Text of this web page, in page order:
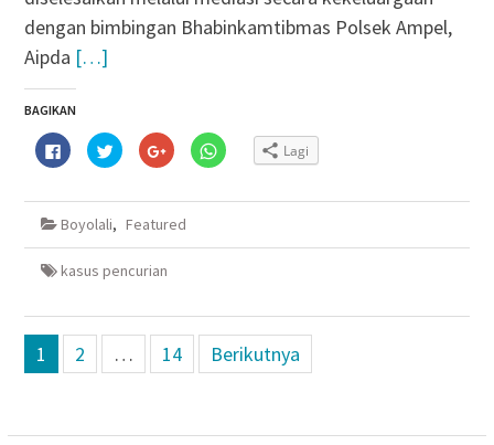
dengan bimbingan Bhabinkamtibmas Polsek Ampel,
Aipda […]
BAGIKAN
Klik
untuk
membagikan
Facebook(Membuka
jendela
yang
baru)
Klik
untuk
berbagi
Twitter(Membuka
jendela
baru)
Klik
untuk
berbagi
Google+
di
yang
baru)
Klik
untuk
WhatsApp(Membuka
baru)
Lagi
Boyolali, Featured
kasus pencurian
Navigasi
pos
1 2 … 14 Berikutnya